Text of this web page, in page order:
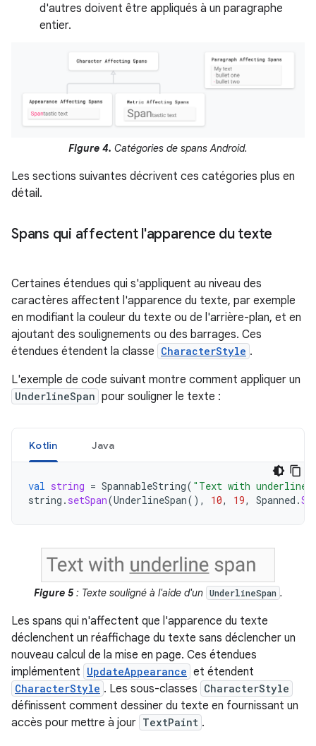
d'autres doivent être appliqués à un paragraphe
entier.
Figure 4. Catégories de spans Android.
Les sections suivantes décrivent ces catégories plus en
détail.
Spans qui affectent l'apparence du texte
Certaines étendues qui s'appliquent au niveau des
caractères affectent l'apparence du texte, par exemple
en modifiant la couleur du texte ou de l'arrière-plan, et en
ajoutant des soulignements ou des barrages. Ces
étendues étendent la classe CharacterStyle .
L'exemple de code suivant montre comment appliquer un
UnderlineSpan pour souligner le texte :
Kotlin Java
val string = SpannableString( "Text with underline
string . setSpan(UnderlineSpan(), 10, 19, Spanned .
Figure 5: Texte souligné à l'aide d'un UnderlineSpan .
Les spans qui n'affectent que l'apparence du texte
déclenchent un réaffichage du texte sans déclencher un
nouveau calcul de la mise en page. Ces étendues
implémentent UpdateAppearance et étendent
CharacterStyle . Les sous-classes CharacterStyle
définissent comment dessiner du texte en fournissant un
accès pour mettre à jour TextPaint .